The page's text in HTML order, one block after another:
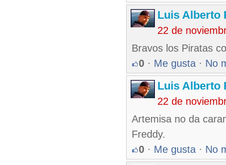
Luis Alberto
22 de
Bravos los Piratas
0 · Me gusta · No
Luis Alberto
22 de
Artemisa no da
Freddy.
0 · Me gusta · No